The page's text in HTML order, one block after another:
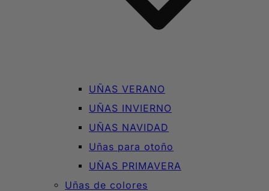
UÑAS VERANO
UÑAS INVIERNO
UÑAS NAVIDAD
Uñas para otoño
UÑAS PRIMAVERA
Uñas de colores